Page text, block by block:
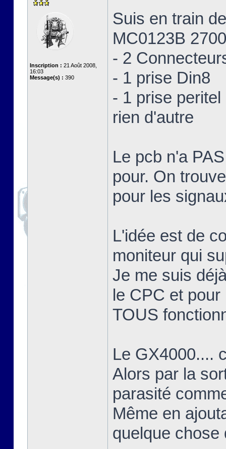
Inscription : 21 Août 2008,
16:03
Message(s) : 390
Suis en train
MC0123B
- 2
- 1 prise Din8
- 1 prise peritel
rien d'autre
Le pcb n'a
pour. On
pour les
L'idée est de
moniteur qui
Je me suis
le CPC et pour
TOUS
Le GX4000....
Alors par la
parasité
Même en
quelque chose